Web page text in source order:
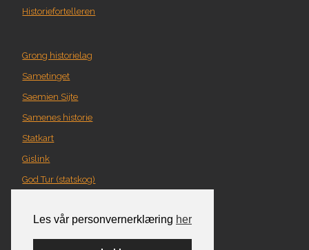
Les vår personvernerklæring her
Historiefortelleren
Grong historielag
Sametinget
Saemien Sijte
Samenes historie
Statkart
Gislink
God Tur (statskog)
Norgeskart
Turplanlegger